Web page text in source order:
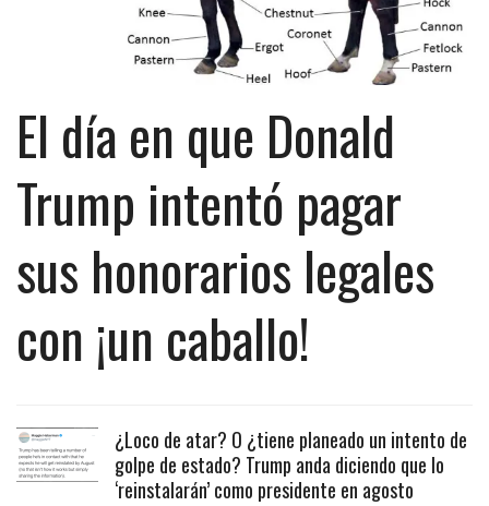
El día en que Donald
Trump intentó pagar
sus honorarios legales
con ¡un caballo!
¿Loco de atar? O ¿tiene planeado un intento de
golpe de estado? Trump anda diciendo que lo
‘reinstalarán’ como presidente en agosto